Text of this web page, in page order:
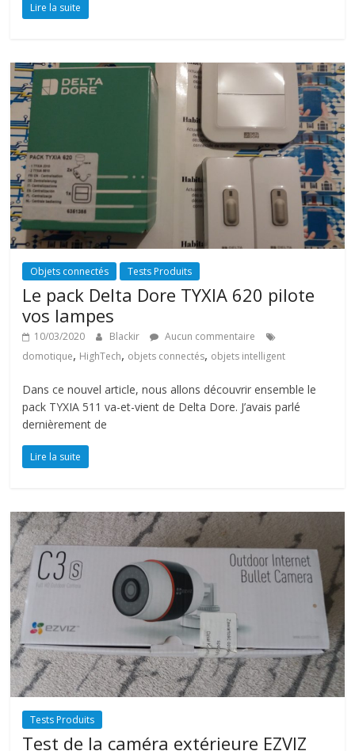
Lire la suite
Objets connectés Tests Produits
Le pack Delta Dore TYXIA 620 pilote
vos lampes
10/03/2020 Blackir
Aucun commentaire
domotique, HighTech, objets connectés, objets intelligent
Dans ce nouvel article, nous allons découvrir ensemble le
pack TYXIA 511 va-et-vient de Delta Dore. J’avais parlé
dernièrement de
Lire la suite
Tests Produits
Test de la caméra extérieure EZVIZ